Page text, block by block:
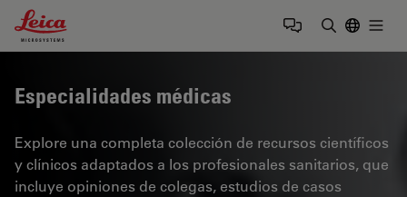
Leica Microsystems Logo
Especialidades médicas
Explore una completa colección de recursos científicos
y clínicos adaptados a los profesionales sanitarios, que
incluye opiniones de colegas, estudios de casos